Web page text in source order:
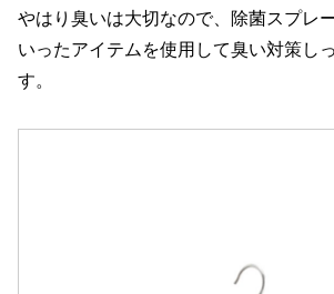
やはり臭いは大切なので、除菌スプレ
いったアイテムを使用して臭い対策し
す。